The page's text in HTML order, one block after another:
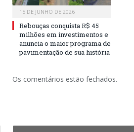
15 DE JUNHO DE 2026
Rebouças conquista R$ 45
milhões em investimentos e
anuncia o maior programa de
pavimentação de sua história
Os comentários estão fechados.